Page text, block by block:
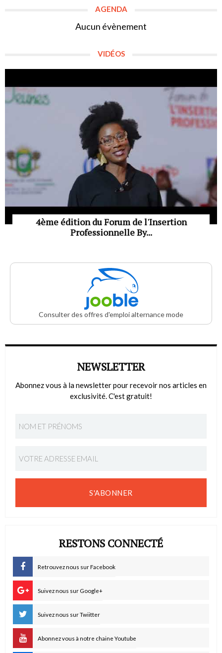
AGENDA
Aucun évènement
VIDÉOS
4ème édition du Forum de l'Insertion
Professionnelle By...
Consulter des offres d'emploi alternance mode
NEWSLETTER
Abonnez vous à la newsletter pour recevoir nos articles en
exclusivité. C'est gratuit!
S'ABONNER
RESTONS CONNECTÉ
Retrouvez nous sur Facebook
Suivez nous sur Google+
Suivez nous sur Twiitter
Abonnez vous à notre chaine Youtube